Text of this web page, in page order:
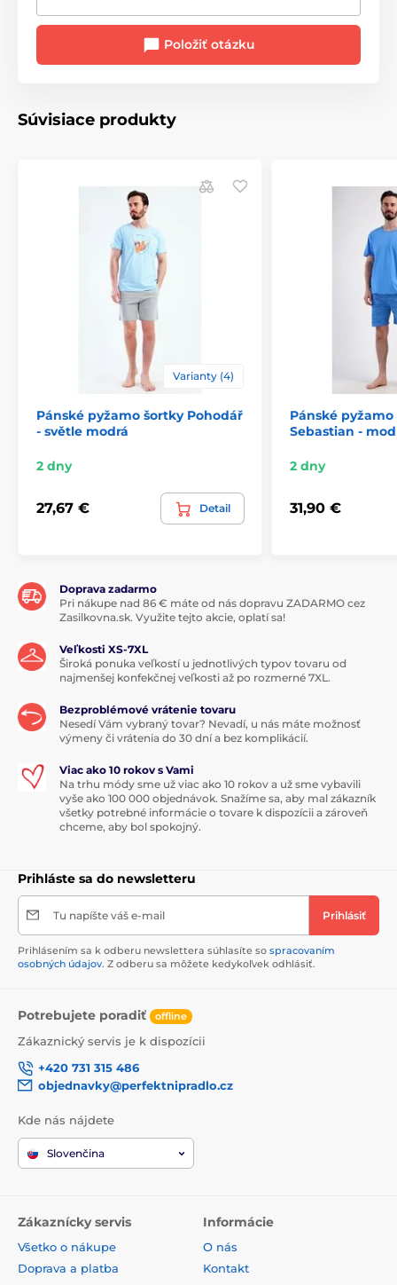
Položiť otázku
Súvisiace produkty
Varianty (4)
Pánské pyžamo šortky Pohodář
- světle modrá
2 dny
27,67 € Detail
Pánské
Sebastian -
2 dny
31,90 €
Doprava zadarmo
Pri nákupe nad 86 € máte od nás dopravu ZADARMO cez
Zasilkovna.sk. Využite tejto akcie, oplatí sa!
Veľkosti XS-7XL
Široká ponuka veľkostí u jednotlivých typov tovaru od
najmenšej konfekčnej veľkosti až po rozmerné 7XL.
Bezproblémové vrátenie tovaru
Nesedí Vám vybraný tovar? Nevadí, u nás máte možnosť
výmeny či vrátenia do 30 dní a bez komplikácií.
Viac ako 10 rokov s Vami
Na trhu módy sme už viac ako 10 rokov a už sme vybavili
vyše ako 100 000 objednávok. Snažíme sa, aby mal zákazník
všetky potrebné informácie o tovare k dispozícii a zároveň
chceme, aby bol spokojný.
Prihláste sa do newsletteru
Tu napíšte váš e-mail Prihlásiť
Prihlásením sa k odberu newslettera súhlasíte so spracovaním
osobných údajov. Z odberu sa môžete kedykoľvek odhlásiť.
Potrebujete poradiť offline
Zákaznický servis je k dispozícii
+420 731 315 486
objednavky@perfektnipradlo.cz
Kde nás nájdete
Slovenčina
Zákaznícky servis
Všetko o nákupe
Doprava a platba
Informácie
O nás
Kontakt